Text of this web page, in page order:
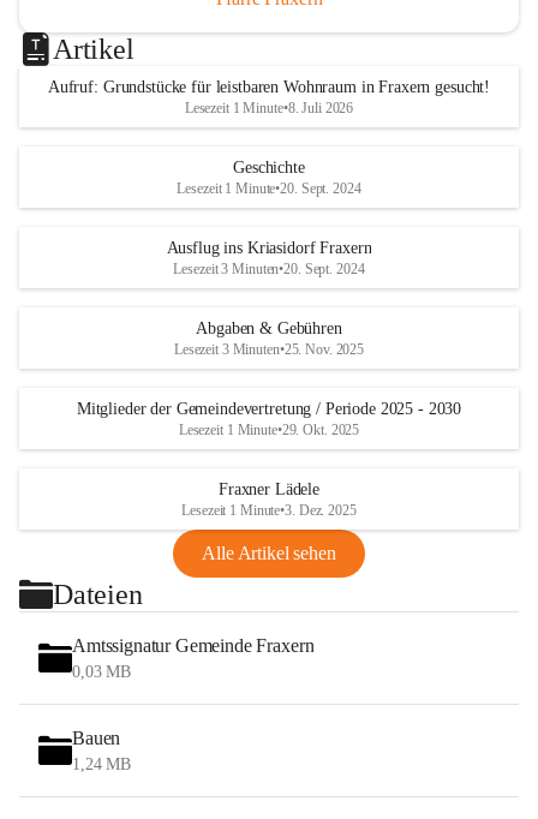
Artikel
Aufruf: Grundstücke für leistbaren Wohnraum in Fraxern gesucht!
Lesezeit 1 Minute•8. Juli 2026
Geschichte
Lesezeit 1 Minute•20. Sept. 2024
Ausflug ins Kriasidorf Fraxern
Lesezeit 3 Minuten•20. Sept. 2024
Abgaben & Gebühren
Lesezeit 3 Minuten•25. Nov. 2025
Mitglieder der Gemeindevertretung / Periode 2025 - 2030
Lesezeit 1 Minute•29. Okt. 2025
Fraxner Lädele
Lesezeit 1 Minute•3. Dez. 2025
Alle Artikel sehen
Dateien
Amtssignatur Gemeinde Fraxern
0,03 MB
Bauen
1,24 MB